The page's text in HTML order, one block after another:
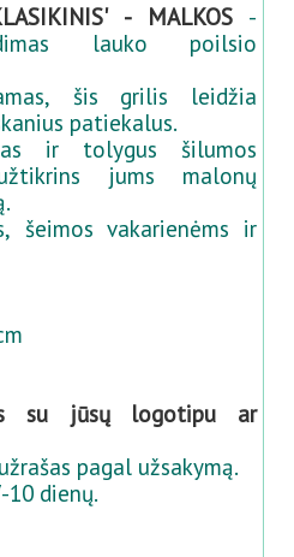
- MALKOS -
lauko poilsio
šis grilis leidžia
patiekalus.
ir tolygus šilumos
jums malonų
šeimos vakarienėms ir
su jūsų logotipu ar
pagal užsakymą.
10 dienų.